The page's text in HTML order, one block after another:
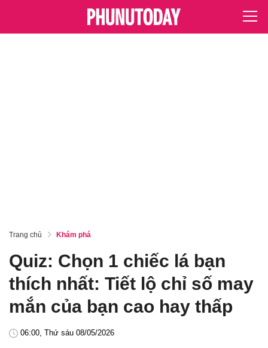
Trang chủ Khám phá
Quiz: Chọn 1 chiếc lá bạn
thích nhất: Tiết lộ chỉ số may
mắn của bạn cao hay thấp
06:00, Thứ sáu 08/05/2026